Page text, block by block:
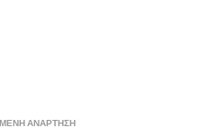
ΑΝΆΡΤΗΣΗ